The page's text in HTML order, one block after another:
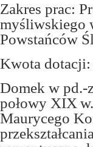
Zakres prac:
myśliwskiego
Powstańców
Kwota dotacji:
Domek w pd.-
połowy XIX
Maurycego